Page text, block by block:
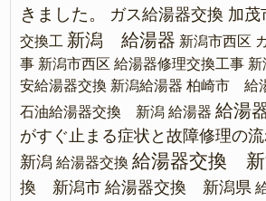
きました。
ガス給湯器交換 加茂
交換工 新潟 給湯器 新潟市西区
事 新潟市西区 給湯器修理交換工事 新
安給湯器交換 新潟給湯器 柏崎市 給
石油給湯器交換 新潟 給湯器 給湯
がすぐ止まる症状と故障修理の
新潟 給湯器交換 給湯器交換
換 新潟市 給湯器交換 新潟県